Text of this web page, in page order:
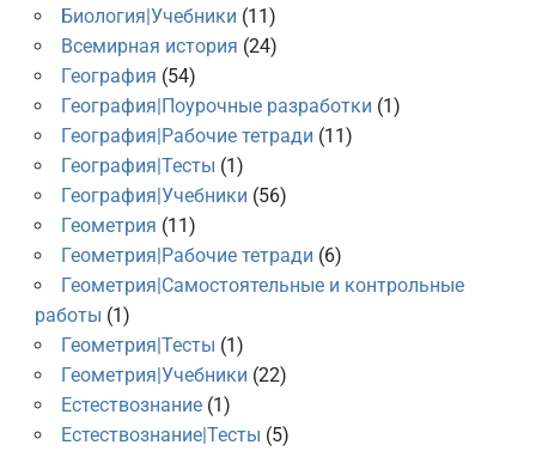
Биология|Учебники (11)
Всемирная история (24)
География (54)
География|Поурочные разработки (1)
География|Рабочие тетради (11)
География|Тесты (1)
География|Учебники (56)
Геометрия (11)
Геометрия|Рабочие тетради (6)
Геометрия|Самостоятельные и контрольные
работы (1)
Геометрия|Тесты (1)
Геометрия|Учебники (22)
Естествознание(1)
Естествознание|Тесты (5)